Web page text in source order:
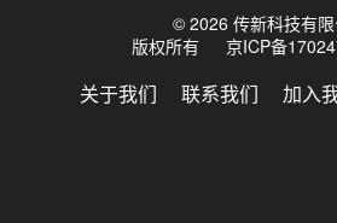
© 2026 传新科技有
版权所有
京ICP备
关于我们 联系我们 加入